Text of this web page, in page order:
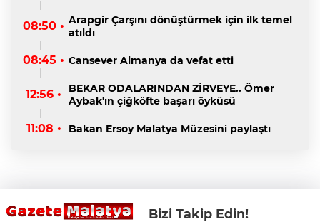
08:50 • Arapgir Çarşını dönüştürmek için ilk temel
atıldı
08:45 • Cansever Almanya da vefat etti
12:56 •
BEKAR ODALARINDAN ZİRVEYE.. Ömer
Aybak'ın çiğköfte başarı öyküsü
11:08 • Bakan Ersoy Malatya Müzesini paylaştı
Bizi Takip Edin!